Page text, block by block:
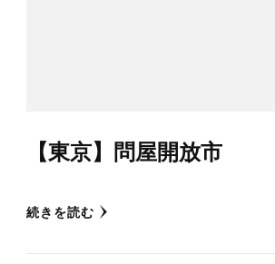
【東京】問屋開放市
続きを読む